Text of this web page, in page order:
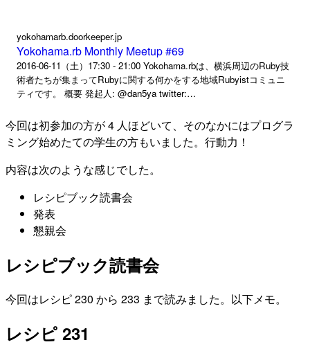
Yokohama.rb Monthly Meetup #69
yokohamarb.doorkeeper.jp
2016-06-11（土）17:30 - 21:00 Yokohama.rbは、横浜周辺のRuby技
術者たちが集まってRubyに関する何かをする地域Rubyistコミュニ
ティです。 概要 発起人: @dan5ya twitter:
http://togetter.com/t/yokohamarb facebook group:
https://www.facebook.com/groups/259874337401606/ coderwall:
https://coderwall.com/team...
今回は初参加の方が 4 人ほどいて、そのなかにはプログラ
ミング始めたての学生の方もいました。行動力！
内容は次のような感じでした。
レシピブック読書会
発表
懇親会
レシピブック読書会
今回はレシピ 230 から 233 まで読みました。以下メモ。
レシピ 231